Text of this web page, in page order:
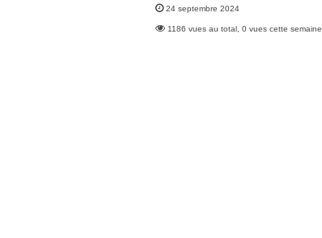
24 septembre 2024
1186 vues au total, 0 vues cette semaine